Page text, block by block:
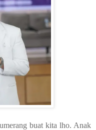
buat kita lho. Anak